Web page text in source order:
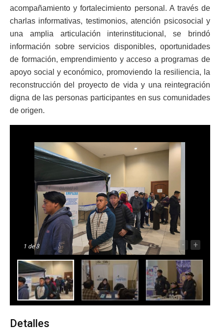
acompañamiento y fortalecimiento personal. A través de
charlas informativas, testimonios, atención psicosocial y
una amplia articulación interinstitucional, se brindó
información sobre servicios disponibles, oportunidades
de formación, emprendimiento y acceso a programas de
apoyo social y económico, promoviendo la resiliencia, la
reconstrucción del proyecto de vida y una reintegración
digna de las personas participantes en sus comunidades
de origen.
1 de 3 - +
Detalles